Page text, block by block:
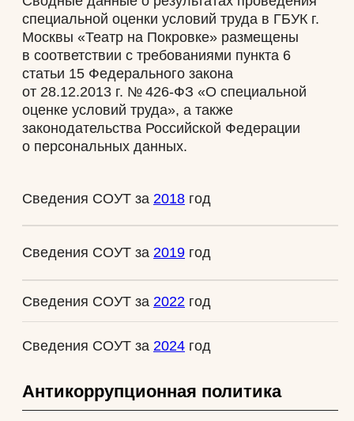
ПОДПИСАТЬСЯ НА НОВОСТИ